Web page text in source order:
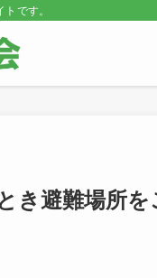
です。
き避難場所を